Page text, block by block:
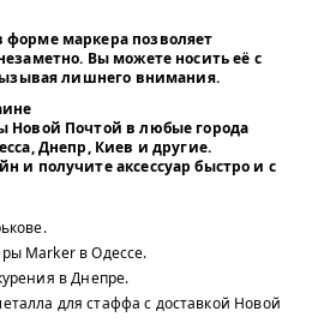
маркера позволяет
Вы можете носить её с
лишнего внимания.
Новой Почтой в любые города
Днепр, Киев и другие.
и получите аксессуар быстро и с
Marker в Одессе.
в Днепре.
для стаффа с доставкой Новой